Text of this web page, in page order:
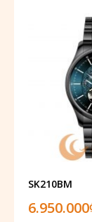
SK210BM
6.950.000